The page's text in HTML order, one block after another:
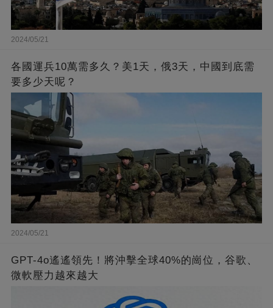
2024/05/21
各國運兵10萬需多久？美1天，俄3天，中國到底需
要多少天呢？
2024/05/21
GPT-4o遙遙領先！將沖擊全球40%的崗位，谷歌、
微軟壓力越來越大